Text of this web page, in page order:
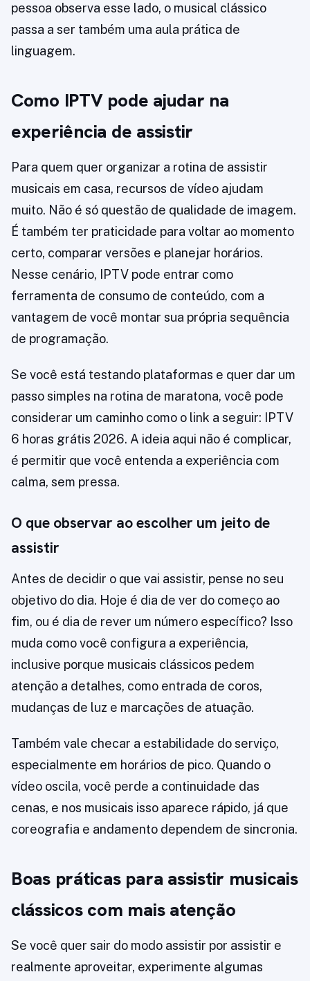
pessoa observa esse lado, o musical clássico
passa a ser também uma aula prática de
linguagem.
Como IPTV pode ajudar na
experiência de assistir
Para quem quer organizar a rotina de assistir
musicais em casa, recursos de vídeo ajudam
muito. Não é só questão de qualidade de imagem.
É também ter praticidade para voltar ao momento
certo, comparar versões e planejar horários.
Nesse cenário, IPTV pode entrar como
ferramenta de consumo de conteúdo, com a
vantagem de você montar sua própria sequência
de programação.
Se você está testando plataformas e quer dar um
passo simples na rotina de maratona, você pode
considerar um caminho como o link a seguir: IPTV
6 horas grátis 2026. A ideia aqui não é complicar,
é permitir que você entenda a experiência com
calma, sem pressa.
O que observar ao escolher um jeito de
assistir
Antes de decidir o que vai assistir, pense no seu
objetivo do dia. Hoje é dia de ver do começo ao
fim, ou é dia de rever um número específico? Isso
muda como você configura a experiência,
inclusive porque musicais clássicos pedem
atenção a detalhes, como entrada de coros,
mudanças de luz e marcações de atuação.
Também vale checar a estabilidade do serviço,
especialmente em horários de pico. Quando o
vídeo oscila, você perde a continuidade das
cenas, e nos musicais isso aparece rápido, já que
coreografia e andamento dependem de sincronia.
Boas práticas para assistir musicais
clássicos com mais atenção
Se você quer sair do modo assistir por assistir e
realmente aproveitar, experimente algumas